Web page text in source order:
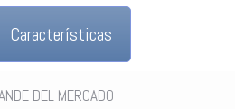
Características
DEL MERCADO